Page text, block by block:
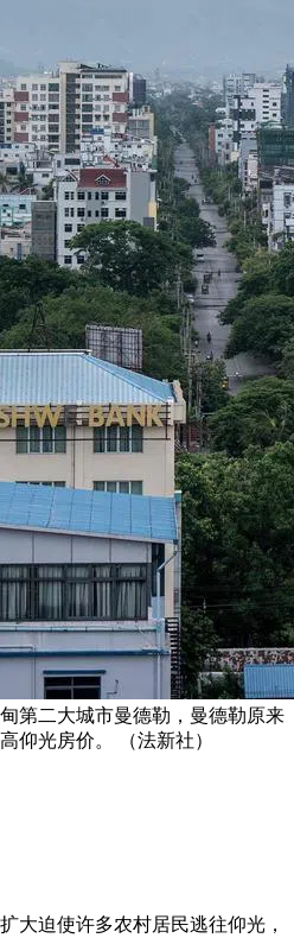
第二大城市曼德勒，曼德勒原来
仰光房价。 （法新社）
大迫使许多农村居民逃往仰光，